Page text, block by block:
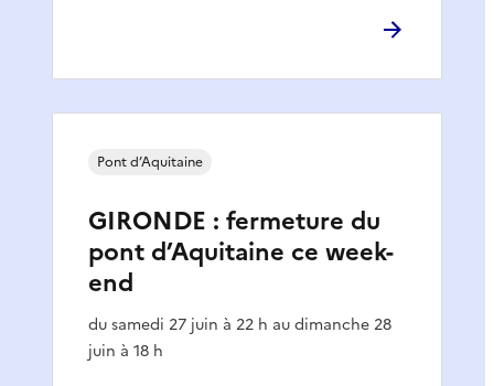
GIRONDE : fermeture du
pont d’Aquitaine ce week-
end
du samedi 27 juin à 22 h au dimanche 28
juin à 18 h
Pont d’Aquitaine